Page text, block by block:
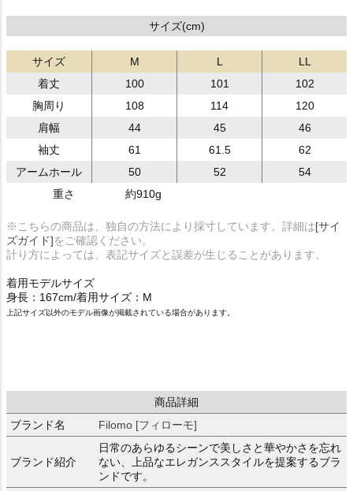
サイズ(cm)
サイズ M L
LL
着丈
100 101
102
胸周り
108 114
120
肩幅
44 45
46
袖丈
61 61.5
62
アームホール
50 52
54
重さ
約910g
※こちらの商品は、独自の方法により採寸しています。詳細は[サイ
ズガイド]をご確認ください。
計り方によっては、表記サイズと誤差が生じることがあります。
着用モデルサイズ
身長：167cm/着用サイズ：M
上記サイズ以外のモデル画像が掲載されている場合があります。
商品詳細
ブランド名
Filomo [フィローモ]
ブランド紹介
日常のあらゆるシーンで美しさと華やかさを忘れ
ない、上品なエレガンススタイルを提案するブラ
ンドです。